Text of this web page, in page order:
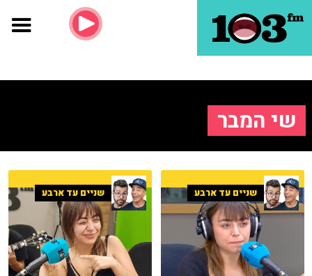
שי המבר
שניים עד ארבע שניים עד ארבע